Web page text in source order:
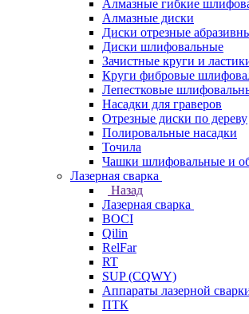
Алмазные гибкие
Алмазные диски
Диски отрезные
Диски шлифовальные
Зачистные круги и
Круги фибровые
Лепестковые
Насадки для граверов
Отрезные диски по дереву
Полировальные насадки
Точила
Чашки шлифовальные и
Лазерная сварка
Назад
Лазерная сварка
BOCI
Qilin
RelFar
RT
SUP (CQWY)
Аппараты лазерной
ПТК